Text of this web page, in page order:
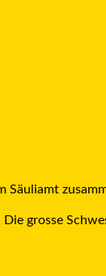
grosse